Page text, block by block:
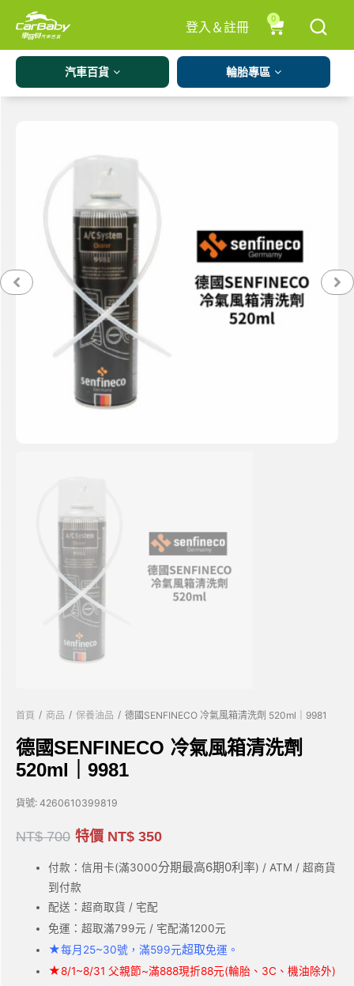
登入＆註冊
0
汽車百貨 輪胎專區
首頁 / 商品 / 保養油品 / 德國SENFINECO 冷氣風箱清洗劑 520ml｜9981
德國SENFINECO 冷氣風箱清洗劑
520ml｜9981
貨號: 4260610399819
NT$700 特價 NT$ 350
付款：信用卡(滿3000分期最高6期0利率) / ATM / 超商貨
到付款
配送：超商取貨 / 宅配
免運：超取滿799元 / 宅配滿1200元
★每月25~30號，滿599元超取免運。
★8/1~8/31 父親節~滿888現折88元(輪胎、3C、機油除外)